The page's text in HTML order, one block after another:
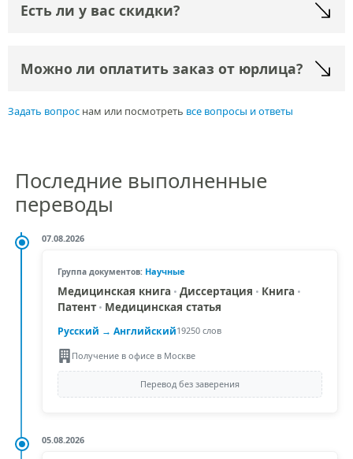
Есть ли у вас скидки?
Можно ли оплатить заказ от юрлица?
Задать вопроснам или посмотреть все вопросы и ответы
Последние выполненные
переводы
07.08.2026
Группа документов: Научные
Медицинская книга • Диссертация • Книга •
Патент• Медицинская статья
Русский → Английский19250 слов
Получение в офисе в Москве
Перевод без заверения
05.08.2026